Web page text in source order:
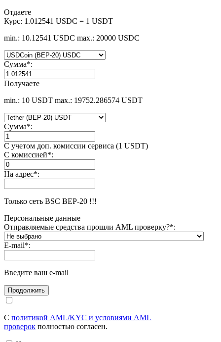
Отдаете
Курс: 1.012541 USDC = 1 USDT
min.: 10.12541 USDC max.: 20000 USDC
Сумма*:
Получаете
min.: 10 USDT max.: 19752.286574 USDT
Сумма*:
С учетом доп. комиссии сервиса (1 USDT)
С комиссией*:
На адрес*:
Только сеть BSC BEP-20 !!!
Персональные данные
Отправляемые средства прошли AML проверку?*:
E-mail*:
Введите ваш e-mail
С политикой AML/KYC и условиями AML
проверок полностью согласен.